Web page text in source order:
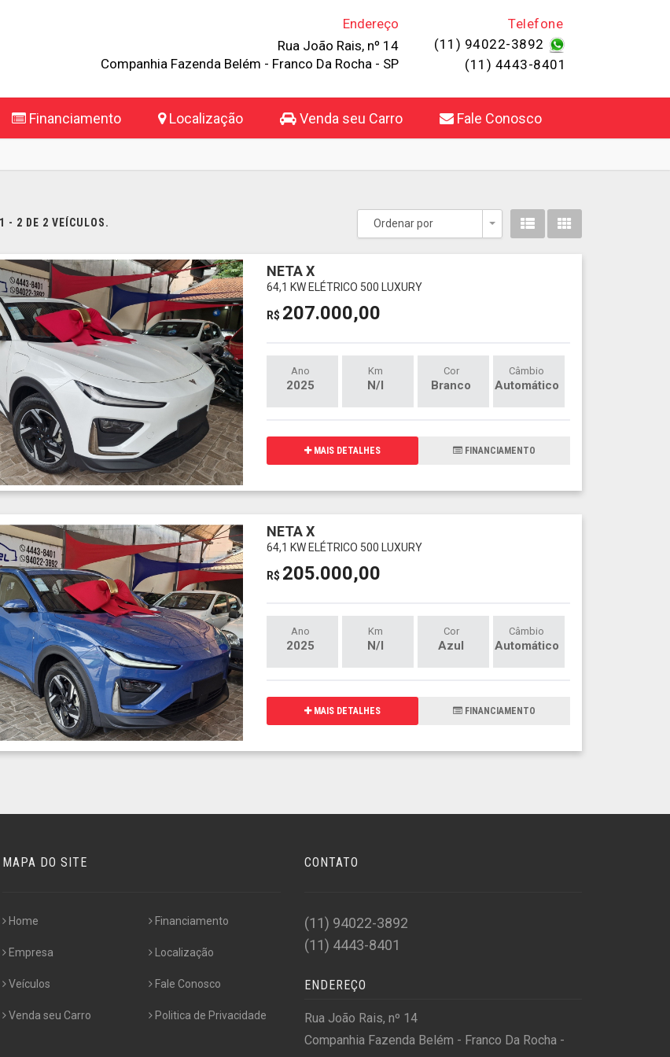
Telefone
(11) 94022-3892
(11) 4443-8401
Endereço
Rua João Rais, nº 14
Companhia Fazenda Belém - Franco Da Rocha - SP
Financiamento Localização Venda seu Carro Fale Conosco
- 2 DE 2 VEÍCULOS. Ordenar por
Toggle Dropdown
NETA X
64,1 KW ELÉTRICO 500 LUXURY
R$ 207.000,00
Ano
2025
Km
N/I
Cor
Branco
Câmbio
Automático
MAIS DETALHES FINANCIAMENTO
NETA X
64,1 KW ELÉTRICO 500 LUXURY
R$ 205.000,00
Ano
2025
Km
N/I
Cor
Azul
Câmbio
Automático
MAIS DETALHES FINANCIAMENTO
MAPA DO SITE
Home
Empresa
Veículos
Venda seu Carro
Financiamento
Localização
Fale Conosco
Politica de Privacidade
CONTATO
(11) 94022-3892
(11) 4443-8401
ENDEREÇO
Rua João Rais, nº 14
Companhia Fazenda Belém - Franco Da Rocha -